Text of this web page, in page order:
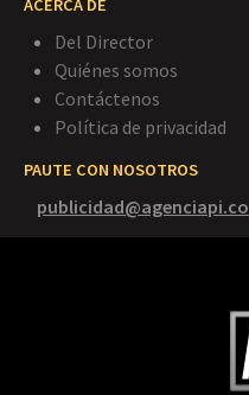
ACERCA DE
Del Director
Quiénes somos
Contáctenos
Política de privacidad
PAUTE CON NOSOTROS
publicidad@agenciapi.co